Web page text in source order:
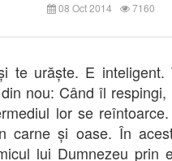
08 Oct 2014 7160
te urăște. E
nou: Când îl
lor se
carne și oase. În
lui Dumnezeu prin